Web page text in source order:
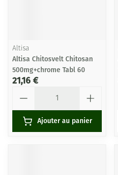
Altisa
Altisa Chitosvelt Chitosan
500mg+chrome Tabl 60
21,16 €
Ajouter au panier